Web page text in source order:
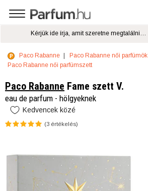
Paco Rabanne
Paco Rabanne női parfümök
Paco Rabanne női parfümszett
Paco Rabanne Fame szett V.
eau de parfum - hölgyeknek
Kedvencek közé
(3 értékelés)